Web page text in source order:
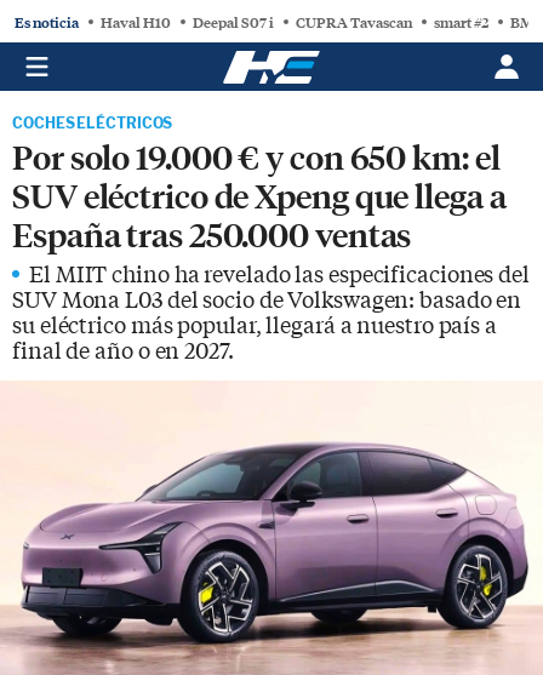
Es noticia Haval H10 Deepal S07 i CUPRA Tavascan smart #2
COCHES ELÉCTRICOS
Por solo 19.000 € y con 650 km: el
SUV eléctrico de Xpeng que llega a
España tras 250.000 ventas
El MIIT chino ha revelado las especificaciones del
SUV Mona L03 del socio de Volkswagen: basado en
su eléctrico más popular, llegará a nuestro país a
final de año o en 2027.